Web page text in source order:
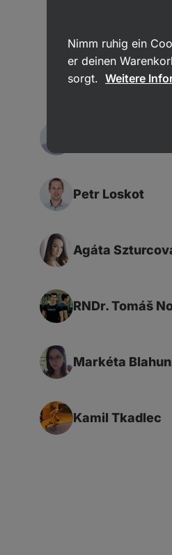
Petr Loskot
Agáta
RNDr. Tomáš
Markéta
Kamil Tkadlec
Nimm ruhig ein
er deinen
sorgt. Weitere